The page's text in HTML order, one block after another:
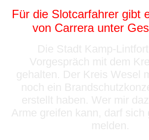
Für die Slotcarfahrer gibt
von Carrera unter